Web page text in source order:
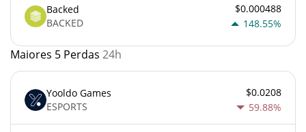
Backed
BACKED
$0.000488
148.55%
Maiores 5 Perdas 24h
Yooldo Games
ESPORTS
$0.0208
59.88%